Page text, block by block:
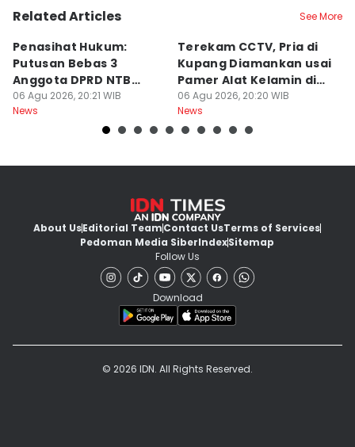
Related Articles See More
Penasihat Hukum:
Putusan Bebas 3
Anggota DPRD NTB
Bersifat Final
06 Agu 2026, 20:21 WIB
News
Terekam CCTV, Pria di
Kupang Diamankan usai
Pamer Alat Kelamin di
Kios
06 Agu 2026, 20:20 WIB
News
About UsEditorial TeamContact UsTerms of Services
Pedoman Media SiberIndexSitemap
Follow Us
Download
© 2026 IDN. All Rights Reserved.